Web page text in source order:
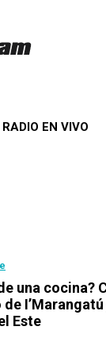
RADIO EN VIVO
una cocina?
Este